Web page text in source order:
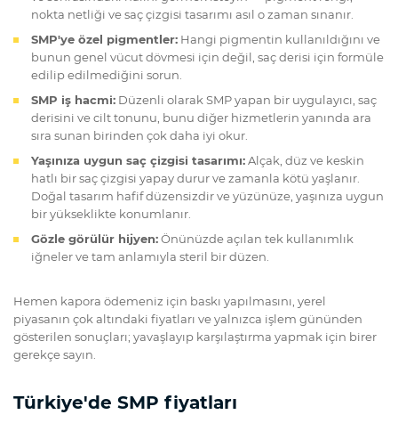
nokta netliği ve saç çizgisi tasarımı asıl o zaman sınanır.
SMP'ye özel pigmentler: Hangi pigmentin kullanıldığını ve
bunun genel vücut dövmesi için değil, saç derisi için formüle
edilip edilmediğini sorun.
SMP iş hacmi: Düzenli olarak SMP yapan bir uygulayıcı, saç
derisini ve cilt tonunu, bunu diğer hizmetlerin yanında ara
sıra sunan birinden çok daha iyi okur.
Yaşınıza uygun saç çizgisi tasarımı:Alçak, düz ve keskin
hatlı bir saç çizgisi yapay durur ve zamanla kötü yaşlanır.
Doğal tasarım hafif düzensizdir ve yüzünüze, yaşınıza uygun
bir yükseklikte konumlanır.
Gözle görülür hijyen:Önünüzde açılan tek kullanımlık
iğneler ve tam anlamıyla steril bir düzen.
Hemen kapora ödemeniz için baskı yapılmasını, yerel
piyasanın çok altındaki fiyatları ve yalnızca işlem gününden
gösterilen sonuçları; yavaşlayıp karşılaştırma yapmak için birer
gerekçe sayın.
Türkiye'de SMP fiyatları